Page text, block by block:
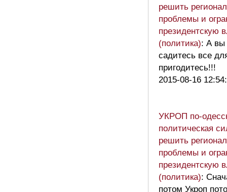
решить
проблемы и
президентскую
(политика): А вы
садитесь все
пригодитесь!!!
2015-08-16
УКРОП по-
политическая
решить
проблемы и
президентскую
(политика):
потом Укроп